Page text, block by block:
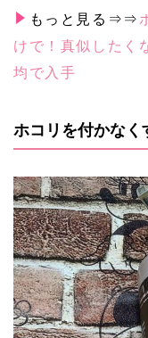
もっと見る⇒⇒
けで！真似したく
均で入手
ホコリを付かな